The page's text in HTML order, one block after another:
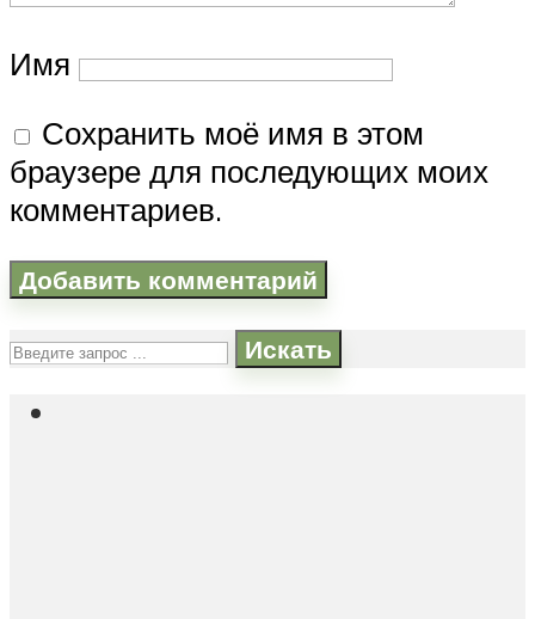
Имя
Сохранить моё имя в этом
браузере для последующих моих
комментариев.
Искать